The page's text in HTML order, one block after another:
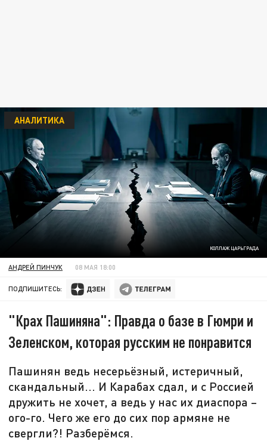
КОЛЛАЖ ЦАРЬГРАДА
АНАЛИТИКА
АНДРЕЙ ПИНЧУК 08 МАЯ 18:00
ПОДПИШИТЕСЬ:
"Крах Пашиняна": Правда о базе в Гюмри и
Зеленском, которая русским не понравится
Пашинян ведь несерьёзный, истеричный,
скандальный... И Карабах сдал, и с Россией
дружить не хочет, а ведь у нас их диаспора –
ого-го. Чего же его до сих пор армяне не
свергли?! Разберёмся.